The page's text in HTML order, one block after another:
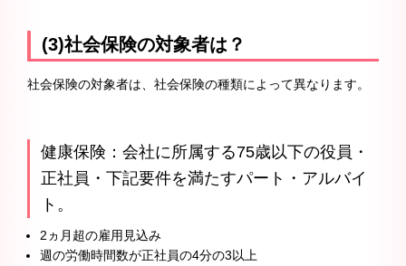
(3)社会保険の対象者は？
社会保険の対象者は、社会保険の種類によって異なります。
健康保険：会社に所属する75歳以下の役員・
正社員・下記要件を満たすパート・アルバイ
ト。
2ヵ月超の雇用見込み
週の労働時間数が正社員の4分の3以上